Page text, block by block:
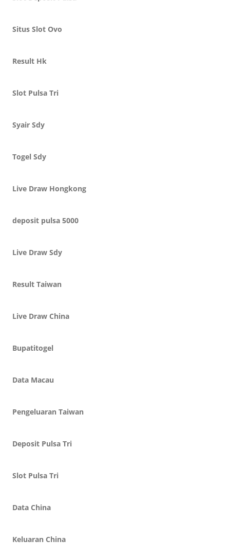
Situs Slot Ovo
Result Hk
Slot Pulsa Tri
Syair Sdy
Togel Sdy
Live Draw Hongkong
deposit pulsa 5000
Live Draw Sdy
Result Taiwan
Live Draw China
Bupatitogel
Data Macau
Pengeluaran Taiwan
Deposit Pulsa Tri
Slot Pulsa Tri
Data China
Keluaran China